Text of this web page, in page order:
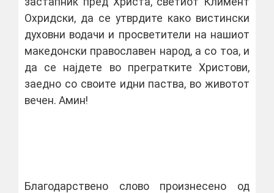
Охридски, да се утврдите како вистински
духовни водачи и просветители на нашиот
македонски православен народ, а со тоа, и
да се најдете во прегратките Христови,
заедно со своите идни паства, во животот
вечен. Амин!
Благодарствено слово произнесено од